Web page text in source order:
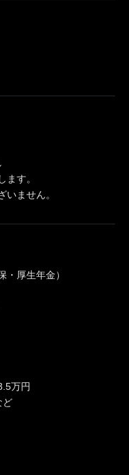
す。
ません。
・厚生年金）
万円
ど